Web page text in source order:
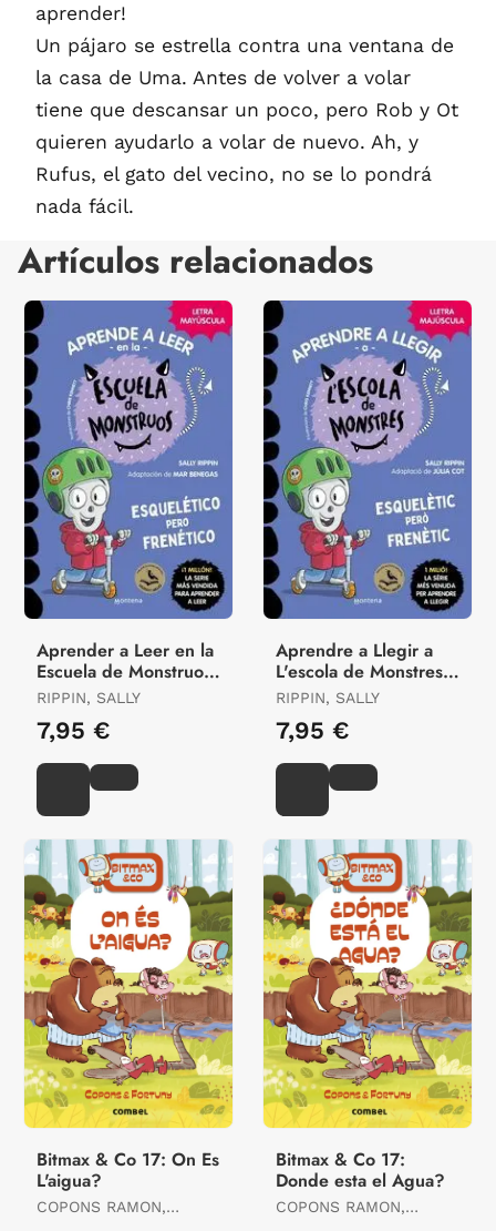
aprender!
Un pájaro se estrella contra una ventana de
la casa de Uma. Antes de volver a volar
tiene que descansar un poco, pero Rob y Ot
quieren ayudarlo a volar de nuevo. Ah, y
Rufus, el gato del vecino, no se lo pondrá
nada fácil.
Artículos relacionados
Aprender a Leer en la
Escuela de Monstruos
21 - Esquelético Pero
Frenético
RIPPIN, SALLY
7,95 €
Aprendre a Llegir a
L'escola de Monstres
21 - Esquelètic Però
Frenètic
RIPPIN, SALLY
7,95 €
Bitmax & Co 17: On Es
L'aigua?
COPONS RAMON,
Bitmax & Co 17:
Donde esta el Agua?
COPONS RAMON,